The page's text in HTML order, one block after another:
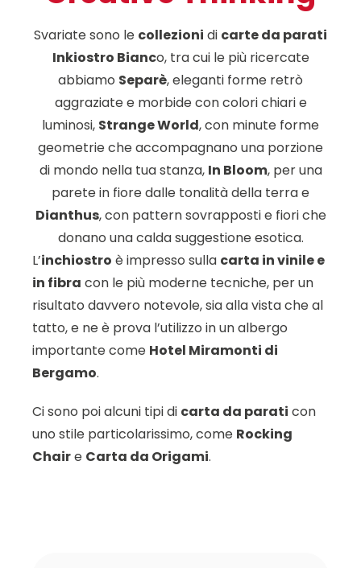
Svariate sono le collezioni di carte da parati
Inkiostro Bianco, tra cui le più ricercate
abbiamo Separè, eleganti forme retrò
aggraziate e morbide con colori chiari e
luminosi, Strange World, con minute forme
geometrie che accompagnano una porzione
di mondo nella tua stanza, In Bloom, per una
parete in fiore dalle tonalità della terra e
Dianthus, con pattern sovrapposti e fiori che
donano una calda suggestione esotica.
L’inchiostro è impresso sulla carta in vinile e
in fibra con le più moderne tecniche, per un
risultato davvero notevole, sia alla vista che al
tatto, e ne è prova l’utilizzo in un albergo
importante come Hotel Miramonti di
Bergamo.
Ci sono poi alcuni tipi di carta da parati con
uno stile particolarissimo, come Rocking
Chaire Carta da Origami.